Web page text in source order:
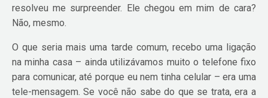
resolveu me surpreender. Ele chegou em mim de cara?
Não, mesmo.
O que seria mais uma tarde comum, recebo uma ligação
na minha casa – ainda utilizávamos muito o telefone fixo
para comunicar, até porque eu nem tinha celular – era uma
tele-mensagem. Se você não sabe do que se trata, era a